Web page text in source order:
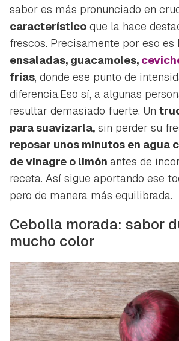
sabor es más pronunciado en
característico que la hace
frescos. Precisamente por eso es
ensaladas, guacamoles,
frías, donde ese punto de
diferencia.Eso sí, a algunas
resultar demasiado fuerte. Un
para suavizarla, sin perder su
reposar unos minutos en agua
de vinagre o limón antes de
receta. Así sigue aportando ese
pero de manera más equilibrada.
Cebolla morada: sabor
mucho color